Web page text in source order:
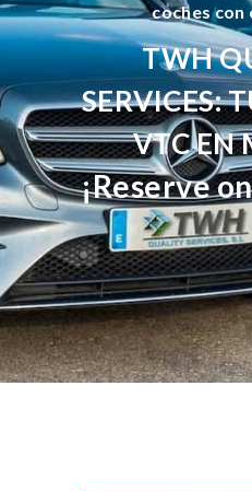
coches
TWH
SERVICES:
VTC EN
¡Reserve